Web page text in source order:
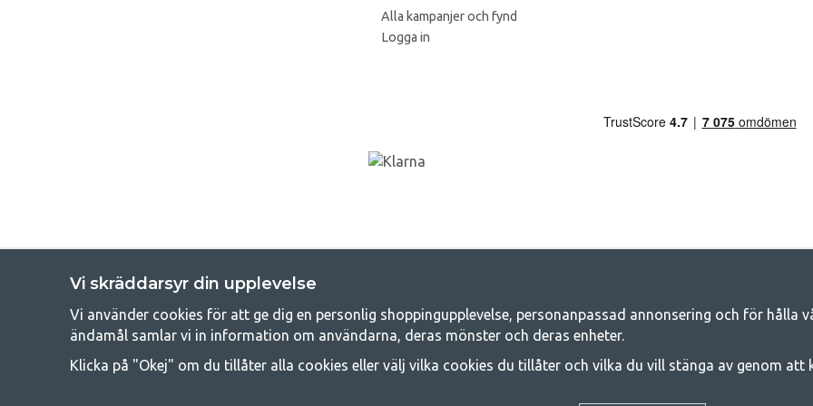
Alla kampanjer och fynd
Logga in
GetCamping.se - Din butik för camping och
råd med att campa så därför erbjuder vi riktigt bra priser på familjetält, husvagnstält och all annan utrustning för camping och
Vi skräddarsyr din upplevelse
Vi använder cookies för att ge dig en personlig shoppingupplevelse, personanpassad annonsering och för hålla
ändamål samlar vi in information om användarna, deras mönster och deras enheter.
Klicka på "Okej" om du tillåter alla cookies eller välj vilka cookies du tillåter och vilka du vill stänga av genom att